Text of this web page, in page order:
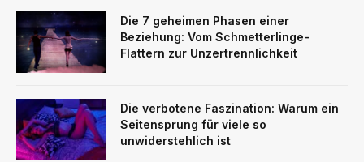
Die 7 geheimen Phasen einer
Beziehung: Vom Schmetterlinge-
Flattern zur Unzertrennlichkeit
Die verbotene Faszination: Warum ein
Seitensprung für viele so
unwiderstehlich ist